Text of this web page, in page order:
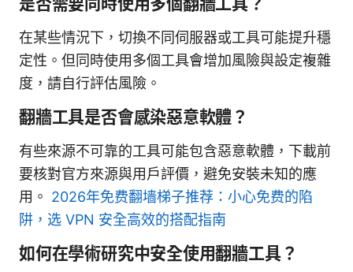
在某些情況下，切換不同伺服器或工具可能提升穩
定性。但同時使用多個工具會增加風險與設定複雜
度，請自行評估風險。
翻牆工具是否會感染惡意軟體？
有些來源不可靠的工具可能包含惡意軟體，下載前
要核對官方來源與用戶評價，避免安裝未知的應
用。 2026年免费翻墙梯子推荐：小心免费的陷
阱，选 VPN 安全高效的搭配指南
如何在學術研究中安全使用翻牆工具？